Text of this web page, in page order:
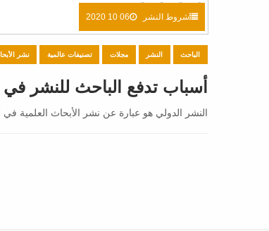
شروط النشر 06 10 2020
الباحث النشر مجلات تصنيفات عالمية نشر
أسباب تدفع الباحث للنشر
النشر الدولي هو عبارة عن نشر الأبحاث العلمية في